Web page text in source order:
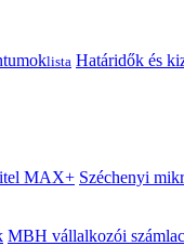
lista Határidők és
MAX+ Széchenyi
MBH vállalkozói